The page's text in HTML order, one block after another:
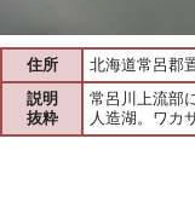
住所
北海道常呂郡
説明
抜粋
常呂川上流部
人造湖。ワカ